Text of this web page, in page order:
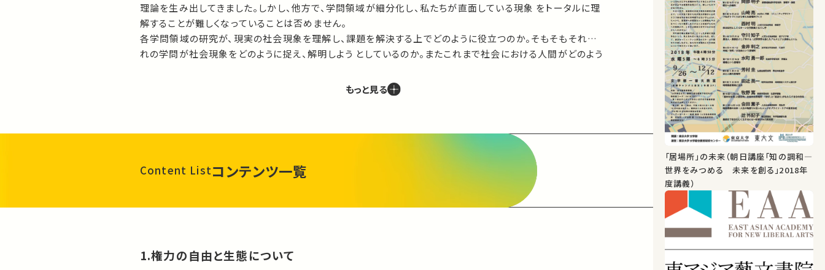
理論を生み出してきました。しかし、他方で、学問領域が細分化し、私たちが直面している現象 をトータルに理
解することが難しくなっていることは否めません。
各学問領域の研究が、現実の社会現象を理解し、課題を解決する上でどのように役立つのか。そもそもそれぞ
れの学問が社会現象をどのように捉え、解明しよう としているのか。またこれまで社会における人間がどのよう
こうした各学問領域の最先端の知識と現実の社会との結びつきを、これから多様な学問領域においてより高度
な知識を学ぼうとしている学生諸君に対し、人類がいかに社会を形成し共生してきたかに焦点を当てて、わか
もっと見る
Content Listコンテンツ一覧
1.権力の自由と生態について
「居場所」の未来（朝日講座「知の調和―
世界をみつめる 未来を創る」2018年
度講義）